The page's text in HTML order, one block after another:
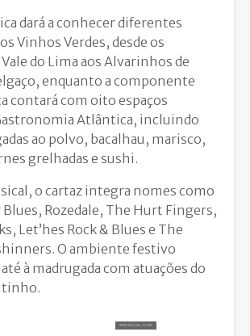
dará a conhecer diferentes
Vinhos Verdes, desde os
do Lima aos Alvarinhos de
enquanto a componente
contará com oito espaços
Atlântica, incluindo
ao polvo, bacalhau, marisco,
grelhadas e sushi.
o cartaz integra nomes como
Blues, Rozedale, The Hurt Fingers,
Let’hes Rock & Blues e The
O ambiente festivo
à madrugada com atuações do
WINE E BLUES_FLYER